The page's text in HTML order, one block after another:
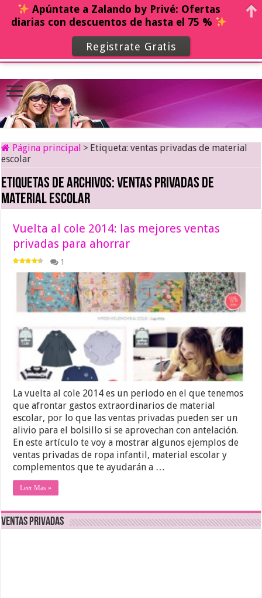
Página principal > Etiqueta:ventas privadas de material
escolar
Etiquetas de archivos:ventas privadas de
material escolar
Vuelta al cole 2014: las mejores ventas
privadas para ahorrar
1
La vuelta al cole 2014 es un periodo en el que tenemos
que afrontar gastos extraordinarios de material
escolar, por lo que las ventas privadas pueden ser un
alivio para el bolsillo si se aprovechan con antelación.
En este artículo te voy a mostrar algunos ejemplos de
ventas privadas de ropa infantil, material escolar y
complementos que te ayudarán a …
Leer Mas »
Ventas Privadas
Apúntate a Zalando by Privé: Ofertas
diarias con descuentos de hasta el 75 %
Registrate Gratis